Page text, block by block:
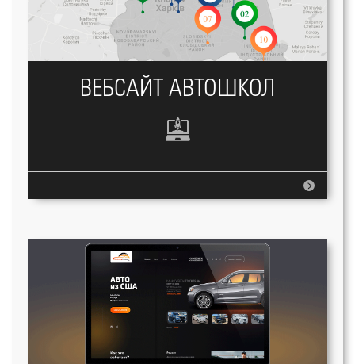
ВЕБСАЙТ АВТОШКОЛ